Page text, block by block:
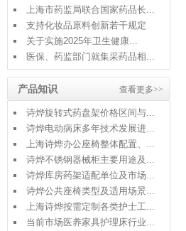
上海市药监局联合国家药品长...
支持化妆品原料创新若干规定
关于实施2025年卫生健康...
医保、药监部门就集采药品相...
查看更多>>
产品知识
诗烨旋转式药盘架价格区间与...
诗烨电动病床多年技术发展进...
上海诗烨办公座椅整体配置、...
诗烨不锈钢器械柜主要用途及...
诗烨库房药架适配单位及市场...
诗烨公共座椅类型及适用场景...
上海诗烨按需定制各类护士工...
当前市场医养家具护理床行业...